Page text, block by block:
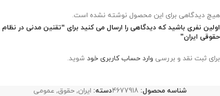
هیچ دیدگاهی برای این محصول نوشته نشده است.
اولین نفری باشید که دیدگاهی را ارسال می کنید برای “تقنین مدنی در نظام
حقوقی ایران”
برای ثبت نقد و بررسی وارد حساب کاربری خود شوید.
شناسه محصول: 4677918دسته: ایران, حقوق, عمومی